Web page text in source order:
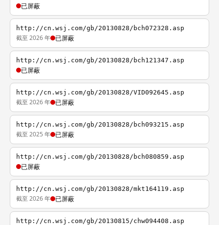
已屏蔽
http://cn.wsj.com/gb/20130828/bch072328.asp
截至 2026 年 已屏蔽
http://cn.wsj.com/gb/20130828/bch121347.asp
已屏蔽
http://cn.wsj.com/gb/20130828/VID092645.asp
截至 2026 年 已屏蔽
http://cn.wsj.com/gb/20130828/bch093215.asp
截至 2025 年 已屏蔽
http://cn.wsj.com/gb/20130828/bch080859.asp
已屏蔽
http://cn.wsj.com/gb/20130828/mkt164119.asp
截至 2026 年 已屏蔽
http://cn.wsj.com/gb/20130815/chw094408.asp